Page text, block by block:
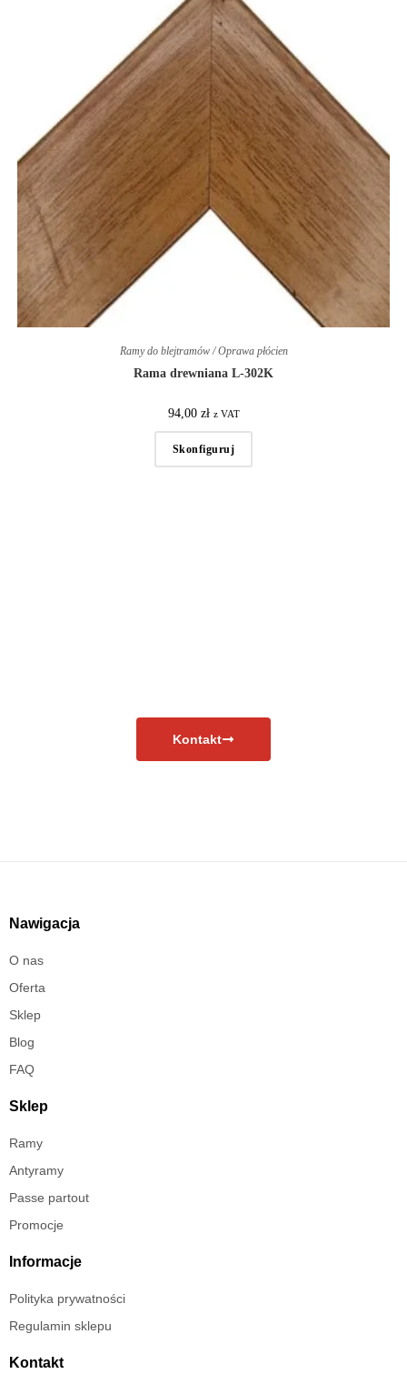
Ramy do blejtramów / Oprawa płócien
Rama drewniana L-302K
94,00 zł z VAT
Skonfiguruj
Kontakt
Nawigacja
O nas
Oferta
Sklep
Blog
FAQ
Sklep
Ramy
Antyramy
Passe partout
Promocje
Informacje
Polityka prywatności
Regulamin sklepu
Kontakt